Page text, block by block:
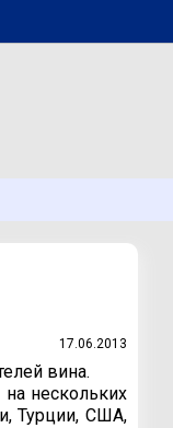
17.06.2013
вина.
нескольких
Турции, США,